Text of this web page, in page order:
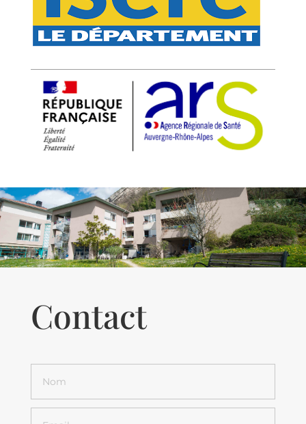
Contact